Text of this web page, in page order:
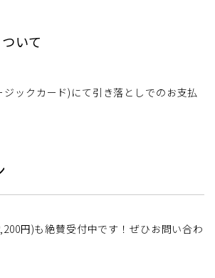
いて
ジックカード)にて引き落としでのお支払
円)も絶賛受付中です！ぜひお問い合わ